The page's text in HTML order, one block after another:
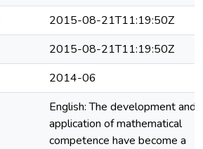
2015-08-21T11:19:50Z
2015-08-21T11:19:50Z
2014-06
English: The development and
application of mathematical
competence have become a